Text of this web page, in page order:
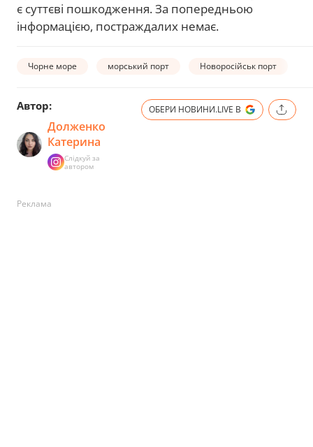
є суттєві пошкодження. За попередньою
інформацією, постраждалих немає.
Чорне море морський порт Новоросійськ порт
Автор:
Долженко
Катерина
Слідкуй за
автором
ОБЕРИ НОВИНИ.LIVE В
Реклама